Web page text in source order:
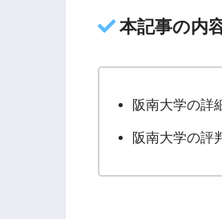
本記事の内
阪南大学の詳
阪南大学の評